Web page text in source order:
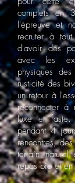
complets en
l'épreuve et
recruter à
d'avoir des
avec les
physiques
rusticité des
un retour à
reconnecter à
luxe et
pendant 4
rencontres,
terrain
repas bio et